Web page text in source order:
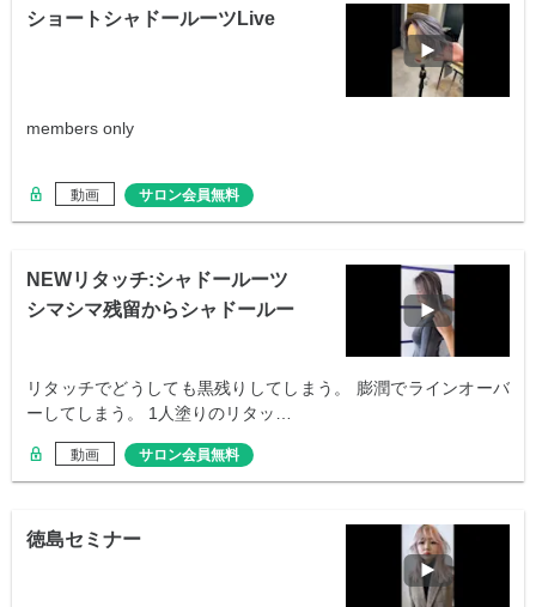
ショートシャドールーツLive
members only
動画 サロン会員無料
NEWリタッチ:シャドールーツ
シマシマ残留からシャドールー
リタッチでどうしても黒残りしてしまう。 膨潤でラインオーバ
ーしてしまう。 1人塗りのリタッ…
動画 サロン会員無料
徳島セミナー